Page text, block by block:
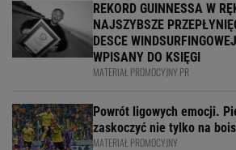
REKORD GUINNESSA W
NAJSZYBSZE
DESCE
WPISANY DO KSIĘGI
MATERIAŁ PROMOCYJNY PR
Powrót ligowych emocji.
zaskoczyć nie tylko na
MATERIAŁ PROMOCYJNY